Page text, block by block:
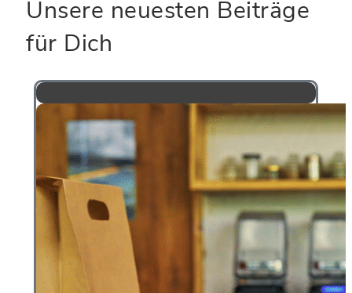
Unsere neuesten Beiträge
für Dich